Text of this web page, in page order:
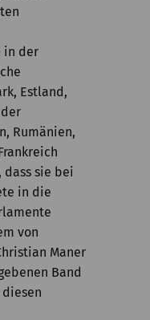
in der
Estland,
Rumänien,
dass sie bei
in die
von
Maner
Band